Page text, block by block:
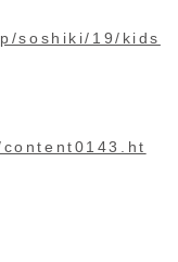
soshiki/19/kids